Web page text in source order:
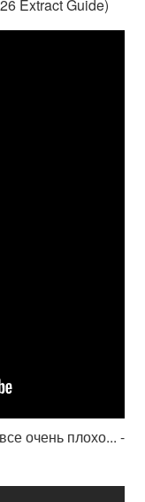
Extract Guide)
очень плохо... -